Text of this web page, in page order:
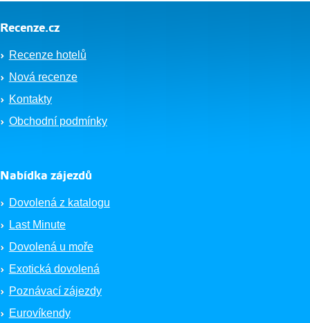
Recenze.cz
Recenze hotelů
Nová recenze
Kontakty
Obchodní podmínky
Nabídka zájezdů
Dovolená z katalogu
Last Minute
Dovolená u moře
Exotická dovolená
Poznávací zájezdy
Eurovíkendy